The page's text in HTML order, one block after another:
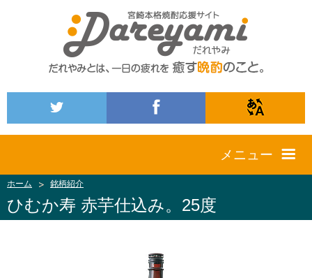
メニュー
ホーム 銘柄紹介
ひむか寿 赤芋仕込み。25度